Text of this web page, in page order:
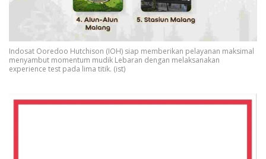
Indosat Ooredoo Hutchison (IOH) siap memberikan pelayanan maksimal
menyambut momentum mudik Lebaran dengan melaksanakan
experience test pada lima titik. (ist)